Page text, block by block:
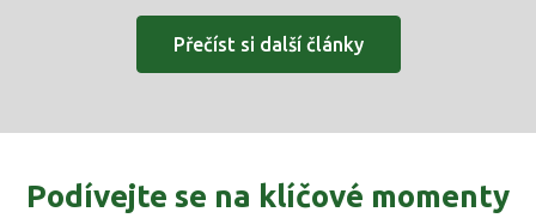
Přečíst si další články
Podívejte se na klíčové momenty